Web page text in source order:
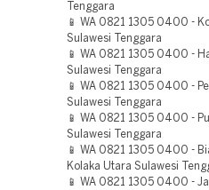
Tenggara
📱 WA 0821 1305 0400 -
Sulawesi Tenggara
📱 WA 0821 1305 0400 -
Sulawesi Tenggara
📱 WA 0821 1305 0400 -
Sulawesi Tenggara
📱 WA 0821 1305 0400 -
Sulawesi Tenggara
📱 WA 0821 1305 0400 -
Kolaka Utara Sulawesi
📱 WA 0821 1305 0400 -